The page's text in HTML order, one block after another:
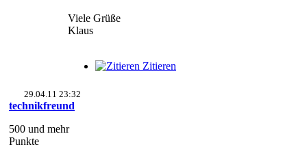
Viele Grüße
Klaus
Zitieren
29.04.11 23:32
technikfreund
500 und mehr
Punkte